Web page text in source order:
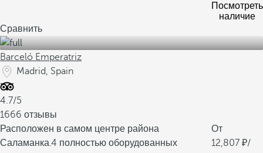
Посмотреть
наличие
Сравнить
Barceló Emperatriz
Madrid, Spain
4.7/5
1666 отзывы
Расположен в самом центре района
Саламанка.4 полностью оборудованных
От
12,807
/